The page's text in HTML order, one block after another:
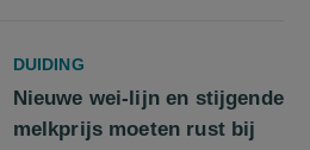
DUIDING
Nieuwe wei-lijn en stijgende
melkprijs moeten rust bij